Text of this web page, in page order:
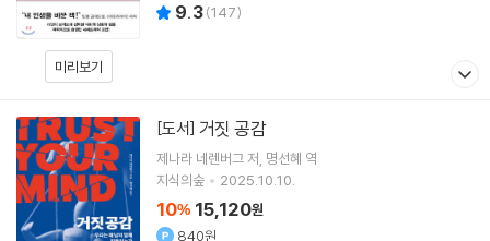
미리보기
9.3(147)
[도서] 거짓 공감
제나라 네렌버그저 명선혜 역
지식의숲
2025.10.10.
10% 15,120원
840원